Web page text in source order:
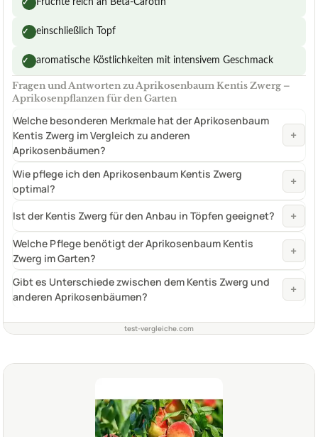
✓
✓ einschließlich Topf
✓ aromatische Köstlichkeiten mit intensivem Geschmack
Fragen und Antworten zu Aprikosenbaum Kentis Zwerg –
Aprikosenpflanzen für den Garten
Welche besonderen Merkmale hat der Aprikosenbaum
Kentis Zwerg im Vergleich zu anderen
Aprikosenbäumen?
+
Wie pflege ich den Aprikosenbaum Kentis Zwerg
optimal?
+
Ist der Kentis Zwerg für den Anbau in Töpfen geeignet? +
Welche Pflege benötigt der Aprikosenbaum Kentis
Zwerg im Garten?
+
Gibt es Unterschiede zwischen dem Kentis Zwerg und
anderen Aprikosenbäumen?
+
test-vergleiche.com